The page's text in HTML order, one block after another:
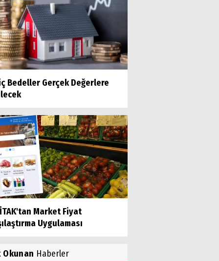
Bedeller Gerçek Değerlere
Market Fiyat
Uygulaması
Okunan Haberler